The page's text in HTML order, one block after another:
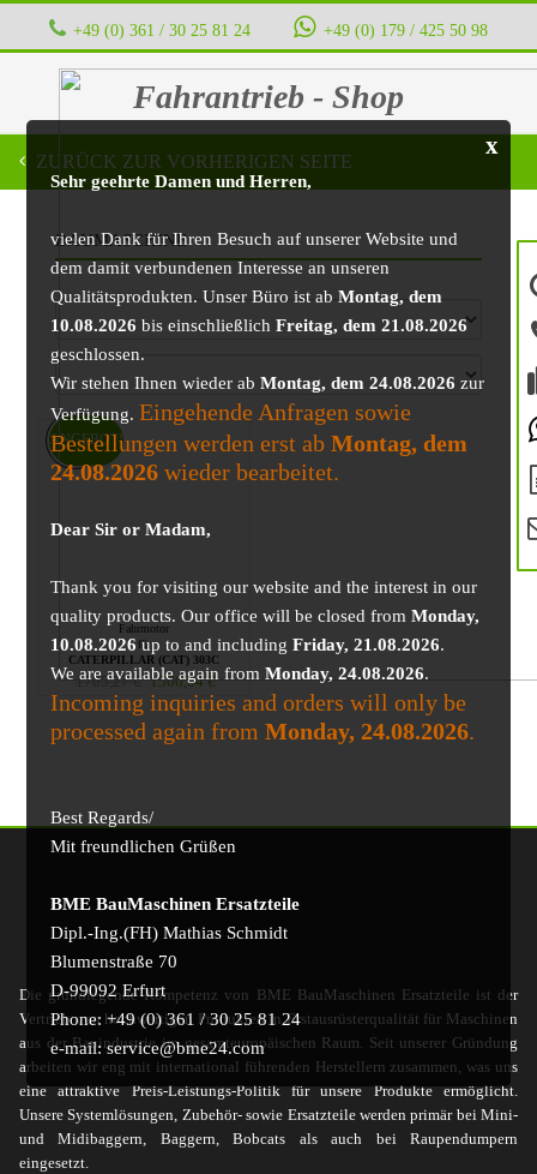
+49 (0) 361 / 30 25 81 24 ‭ ‭ ‭ ‭ +49 (0) 179 / 425 50 98
Fahrantrieb - Shop
x
Sehr geehrte Damen und Herren,
vielen Dank für Ihren Besuch auf unserer Website und
dem damit verbundenen Interesse an unseren
Qualitätsprodukten. Unser Büro ist abMontag, dem
10.08.2026 bis einschließlichFreitag, dem 21.08.2026
geschlossen.
Wir stehen Ihnen wieder abMontag, dem 24.08.2026 zur
Verfügung. Eingehende Anfragen sowie
Bestellungen werden erst abMontag, dem
24.08.2026 wieder bearbeitet.
Dear Sir or Madam,
Thank you for visiting our website and the interest in our
quality products. Our office will be closed fromMonday,
10.08.2026up to and includingFriday, 21.08.2026.
We are available again fromMonday, 24.08.2026.
Incoming inquiries and orders will only be
processed again fromMonday, 24.08.2026.
Best Regards/
Mit freundlichen Grüßen
BME BauMaschinen Ersatzteile
Dipl.-Ing.(FH) Mathias Schmidt
Blumenstraße 70
D-99092 Erfurt
Phone: +49 (0) 361 / 30 25 81 24
e-mail: service@bme24.com
ZURÜCK ZUR VORHERIGEN SEITE
BAUMASCHINE
Fahrmotor
für
CATERPILLAR (CAT) 303C
1705,27€ 1566,04€
ANGEBOT!
Die grundlegende Kompetenz von BME BauMaschinen Ersatzteile ist der
Vertrieb von hochwertigen Produkten in Erstausrüsterqualität für Maschinen
aus der Bauindustrie im gesamteuropäischen Raum. Seit unserer Gründung
arbeiten wir eng mit international führenden Herstellern zusammen, was uns
eine attraktive Preis-Leistungs-Politik für unsere Produkte ermöglicht.
Unsere Systemlösungen, Zubehör- sowie Ersatzteile werden primär bei Mini-
und Midibaggern, Baggern, Bobcats als auch bei Raupendumpern
eingesetzt.